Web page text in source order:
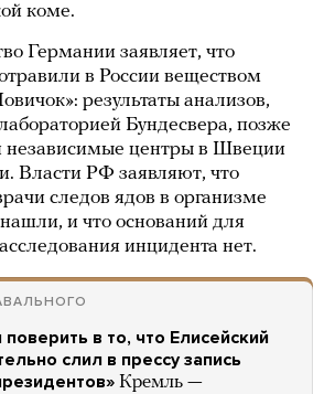
коме.
Германии заявляет, что
в России веществом
результаты анализов,
Бундесвера, позже
независимые центры в Швеции
Власти РФ заявляют, что
следов ядов в организме
и что оснований для
инцидента нет.
в то, что Елисейский
слил в прессу запись
Кремль —